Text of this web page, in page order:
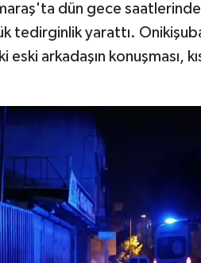
dün gece
tedirginlik yarattı.
eski arkadaşın